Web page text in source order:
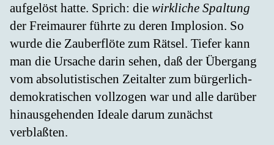
aufgelöst hatte. Sprich: die wirkliche Spaltung
der Freimaurer führte zu deren Implosion. So
wurde die Zauberflöte zum Rätsel. Tiefer kann
man die Ursache darin sehen, daß der Übergang
vom absolutistischen Zeitalter zum bürgerlich-
demokratischen vollzogen war und alle darüber
hinausgehenden Ideale darum zunächst
verblaßten.